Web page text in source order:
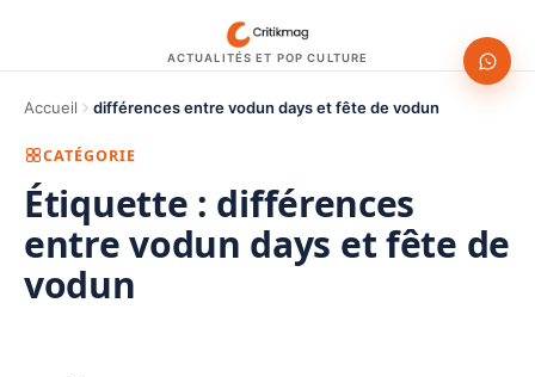
ACTUALITÉS ET POP CULTURE
Accueil différences entre vodun days et fête de vodun
CATÉGORIE
Étiquette : différences
entre vodun days et fête de
vodun